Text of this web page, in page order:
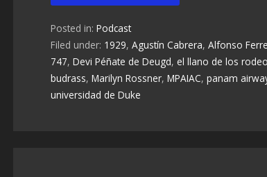
Posted in: Podcast
Filed under: 1929, Agustín Cabrera, Alfonso
747, Devi Péñate de Deugd, el llano de los
budrass, Marilyn Rossner, MPAIAC, panam
universidad de Duke